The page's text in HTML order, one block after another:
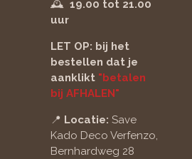
🕰 19.00 tot 21.00
uur
LET OP: bij het
bestellen dat je
aanklikt "betalen
bij AFHALEN"
📍 Locatie: Save
Kado Deco Verfenzo,
Bernhardweg 28